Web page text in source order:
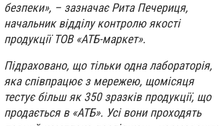
безпеки», – зазначає Рита Печериця,
начальник відділу контролю якості
продукції ТОВ «АТБ-маркет».
Підраховано, що тільки одна лабораторія,
яка співпрацює з мережею, щомісяця
тестує більш як 350 зразків продукції, що
продається в «АТБ». Усі вони проходять